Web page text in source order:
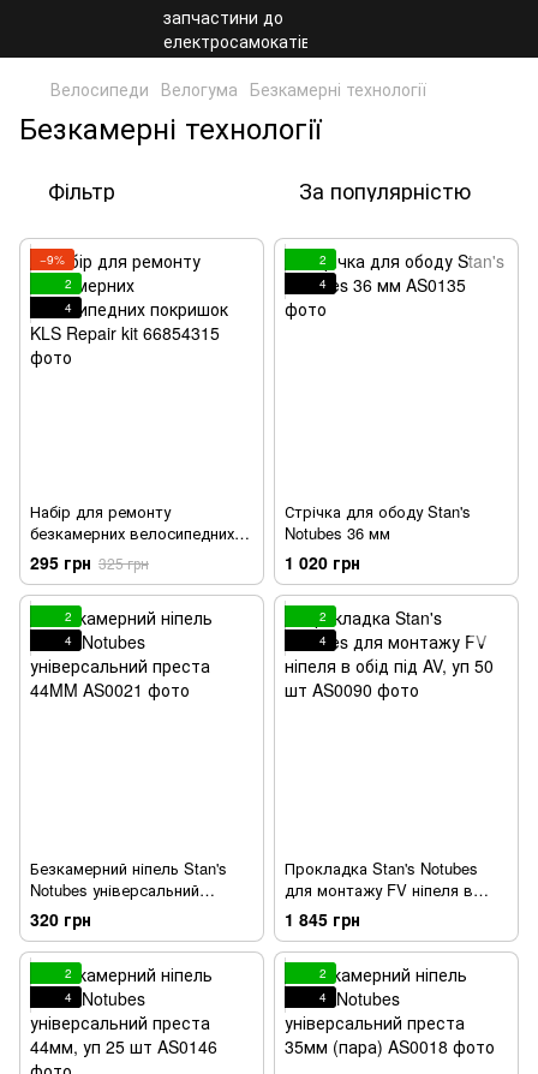
Велосипеди Велогума Безкамерні технології
Безкамерні технології
Фільтр За популярністю
−9%
2
4
Набір для ремонту
безкамерних велосипедних
покришок KLS Repair kit
295 грн 325 грн
2
4
Стрічка для ободу Stan's
Notubes 36 мм
1 020 грн
2
4
Безкамерний ніпель Stan's
Notubes універсальний
преста 44MM
320 грн
2
4
Прокладка Stan's Notubes
для монтажу FV ніпеля в
обід під AV, уп 50 шт
1 845 грн
2
4
2
4